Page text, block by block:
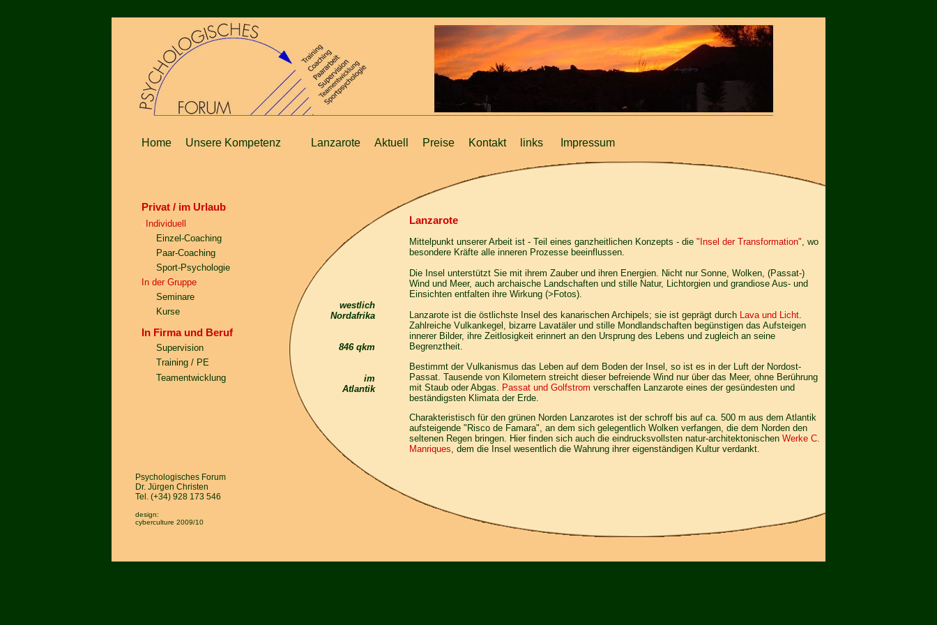
Home Unsere Kompetenz Lanzarote Aktuell Preise Kontakt links Impressum
Privat / im Urlaub
Individuell
Einzel-Coaching
Paar-Coaching
Sport-Psychologie
In der Gruppe
Seminare
Kurse
In Firma und Beruf
Supervision
Training / PE
Teamentwicklung
Psychologisches Forum
Dr. Jürgen Christen
Tel. (+34) 928 173 546
design:
cyberculture 2009/10
westlich
Nordafrika
846 qkm
im
Atlantik
Lanzarote
Mittelpunkt unserer Arbeit ist - Teil eines ganzheitlichen Konzepts - die "Insel der Transformation", wo
besondere Kräfte alle inneren Prozesse beeinflussen.
Die Insel unterstützt Sie mit ihrem Zauber und ihren Energien. Nicht nur Sonne, Wolken, (Passat-)
Wind und Meer, auch archaische Landschaften und stille Natur, Lichtorgien und grandiose Aus- und
Einsichten entfalten ihre Wirkung (> Fotos).
Lanzarote ist die östlichste Insel des kanarischen Archipels; sie ist geprägt durch Lava und Licht.
Zahlreiche Vulkankegel, bizarre Lavatäler und stille Mondlandschaften begünstigen das Aufsteigen
innerer Bilder, ihre Zeitlosigkeit erinnert an den Ursprung des Lebens und zugleich an seine
Begrenztheit.
Bestimmt der Vulkanismus das Leben auf dem Boden der Insel, so ist es in der Luft der Nordost-
Passat. Tausende von Kilometern streicht dieser befreiende Wind nur über das Meer, ohne Berührung
mit Staub oder Abgas. Passat und Golfstrom verschaffen Lanzarote eines der gesündesten und
beständigsten Klimata der Erde.
Charakteristisch für den grünen Norden Lanzarotes ist der schroff bis auf ca. 500 m aus dem Atlantik
aufsteigende "Risco de Famara", an dem sich gelegentlich Wolken verfangen, die dem Norden den
seltenen Regen bringen. Hier finden sich auch die eindrucksvollsten natur-architektonischen Werke C.
Manriques , dem die Insel wesentlich die Wahrung ihrer eigenständigen Kultur verdankt.